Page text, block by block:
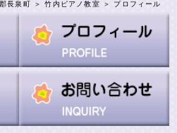
長泉町 ＞竹内ピアノ教室 ＞ プロフィール